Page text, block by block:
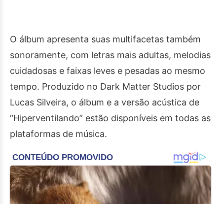
O álbum apresenta suas multifacetas também
sonoramente, com letras mais adultas, melodias
cuidadosas e faixas leves e pesadas ao mesmo
tempo. Produzido no Dark Matter Studios por
Lucas Silveira, o álbum e a versão acústica de
“Hiperventilando” estão disponíveis em todas as
plataformas de música.